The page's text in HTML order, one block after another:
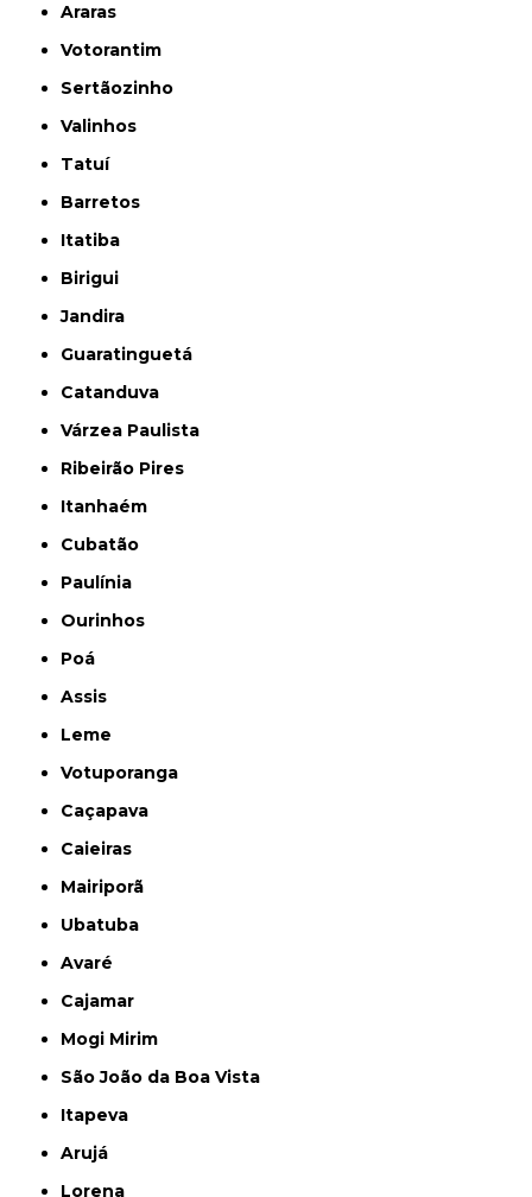
Araras
Votorantim
Sertãozinho
Valinhos
Tatuí
Barretos
Itatiba
Birigui
Jandira
Guaratinguetá
Catanduva
Várzea Paulista
Ribeirão Pires
Itanhaém
Cubatão
Paulínia
Ourinhos
Poá
Assis
Leme
Votuporanga
Caçapava
Caieiras
Mairiporã
Ubatuba
Avaré
Cajamar
Mogi Mirim
São João da Boa Vista
Itapeva
Arujá
Lorena